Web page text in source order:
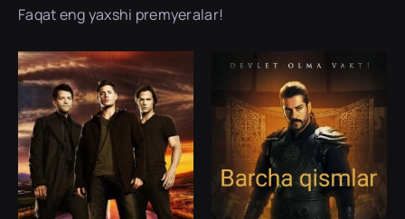
Faqat eng yaxshi premyeralar!